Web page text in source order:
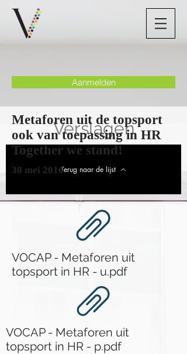
Aanmelden
Verslagen
Terug naar de lijst
Metaforen uit de topsport
ook van toepassing in HR
Together we stand!
30 mei 2016
VOCAP - Metaforen uit
topsport in HR - u.pdf
VOCAP - Metaforen uit
topsport in HR - p.pdf